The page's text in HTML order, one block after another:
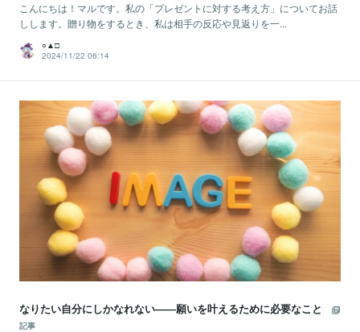
こんにちは！マルです。私の「プレゼントに対する考え方」についてお話
しします。贈り物をするとき、私は相手の反応や見返りを一...
○▲□
2024/11/22 06:14
なりたい自分にしかなれない――願いを叶えるために必要なこと
記事